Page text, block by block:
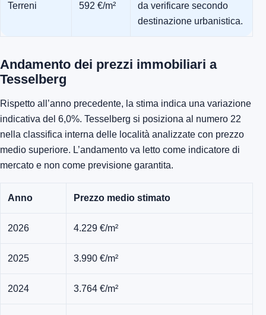
Terreni 592 €/m²
da verificare secondo
destinazione urbanistica.
Andamento dei prezzi immobiliari a
Tesselberg
Rispetto all’anno precedente, la stima indica una variazione
indicativa del 6,0%. Tesselberg si posiziona al numero 22
nella classifica interna delle località analizzate con prezzo
medio superiore. L’andamento va letto come indicatore di
mercato e non come previsione garantita.
Anno Prezzo medio stimato
2026 4.229 €/m²
2025 3.990 €/m²
2024 3.764 €/m²